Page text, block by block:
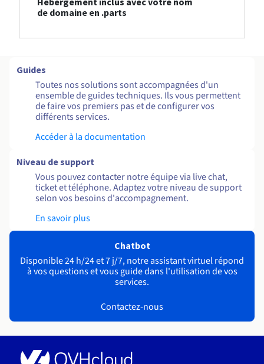
de domaine en .parts
Guides
Toutes nos solutions sont accompagnées d'un
ensemble de guides techniques. Ils vous permettent
de faire vos premiers pas et de configurer vos
différents services.
Accéder à la documentation
Niveau de support
Vous pouvez contacter notre équipe via live chat,
ticket et téléphone. Adaptez votre niveau de support
selon vos besoins d'accompagnement.
En savoir plus
Chatbot
Disponible 24 h/24 et 7 j/7, notre assistant virtuel répond
à vos questions et vous guide dans l'utilisation de vos
services.
Contactez-nous